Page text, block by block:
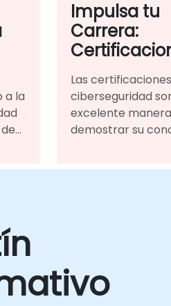
a la
Impulsa tu
Carrera:
Las
ciberseguridad
excelente
demostrar su